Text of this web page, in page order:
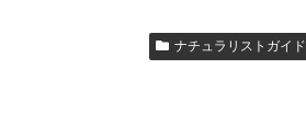
ナチュラリストガイド